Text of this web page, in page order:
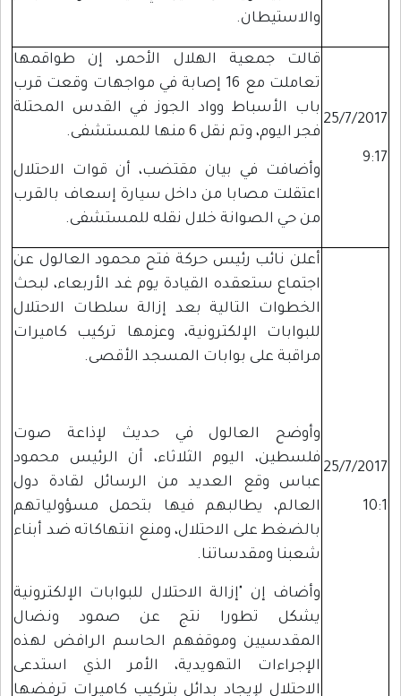
والاستيطان.
25/7/2017
9:17
قالت جمعية الهلال الأحمر، إن طواقمها
تعاملت مع 16 إصابة في مواجهات وقعت قرب
باب الأسباط وواد الجوز في القدس المحتلة
فجر اليوم، وتم نقل 6 منها للمستشفى.
وأضافت في بيان مقتضب، أن قوات الاحتلال
اعتقلت مصابا من داخل سيارة إسعاف بالقرب
من حي الصوانة خلال نقله للمستشفى.
25/7/2017
10:1
أعلن نائب رئيس حركة فتح محمود العالول عن
اجتماع ستعقده القيادة يوم غد الأربعاء، لبحث
الخطوات التالية بعد إزالة سلطات الاحتلال
للبوابات الإلكترونية، وعزمها تركيب كاميرات
مراقبة على بوابات المسجد الأقصى.
وأوضح العالول في حديث لإذاعة صوت
فلسطين، اليوم الثلاثاء، أن الرئيس محمود
عباس وقع العديد من الرسائل لقادة دول
العالم، يطالبهم فيها بتحمل مسؤولياتهم
بالضغط على الاحتلال، ومنع انتهاكاته ضد أبناء
شعبنا ومقدساتنا.
وأضاف إن "إزالة الاحتلال للبوابات الإلكترونية
يشكل تطورا نتج عن صمود ونضال
المقدسيين وموقفهم الحاسم الرافض لهذه
الإجراءات التهويدية، الأمر الذي استدعى
الاحتلال لإيجاد بدائل بتركيب كاميرات ترفضها